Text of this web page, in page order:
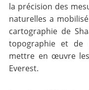
la précision des
naturelles a
cartographie de
topographie et de
mettre en œuvre
Everest.